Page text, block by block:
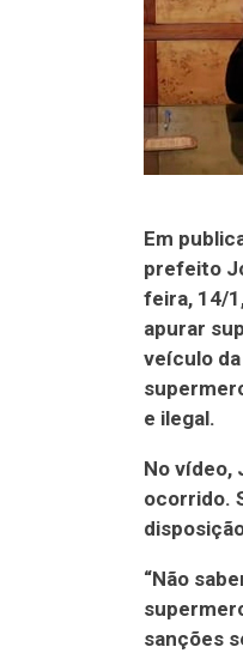
Em
prefeito
feira, 14/
apurar
veículo
e ilegal.
No vídeo,
ocorrido.
“Não
sanções